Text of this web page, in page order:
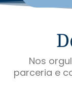
Nos
parceria e